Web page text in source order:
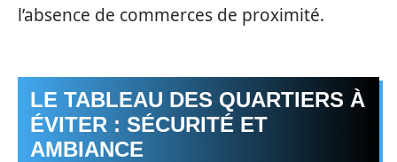
l’absence de commerces de proximité.
LE TABLEAU DES QUARTIERS À
ÉVITER : SÉCURITÉ ET
AMBIANCE